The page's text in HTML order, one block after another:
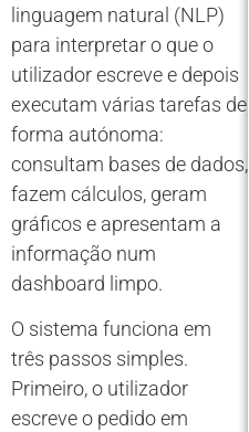
linguagem natural (NLP)
para interpretar o que o
utilizador escreve e depois
executam várias tarefas de
forma autónoma:
consultam bases de dados,
fazem cálculos, geram
gráficos e apresentam a
informação num
dashboard limpo.
O sistema funciona em
três passos simples.
Primeiro, o utilizador
escreve o pedido em